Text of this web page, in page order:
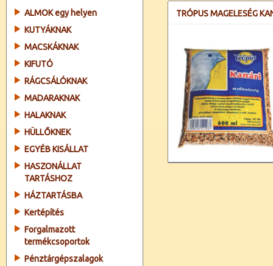
ALMOK egy helyen
KUTYÁKNAK
MACSKÁKNAK
KIFUTÓ
RÁGCSÁLÓKNAK
MADARAKNAK
HALAKNAK
HÜLLŐKNEK
EGYÉB KISÁLLAT
HASZONÁLLAT
TARTÁSHOZ
HÁZTARTÁSBA
Kertépítés
Forgalmazott
termékcsoportok
Pénztárgépszalagok
TRÓPUS MAGELESÉG